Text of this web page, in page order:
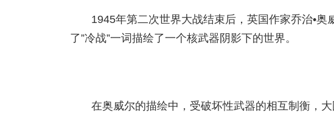
1945年第二次世界大战结束后，英国作家乔治•
了”冷战”一词描绘了一个核武器阴影下的世界。
在奥威尔的描绘中，受破坏性武器的相互制衡，